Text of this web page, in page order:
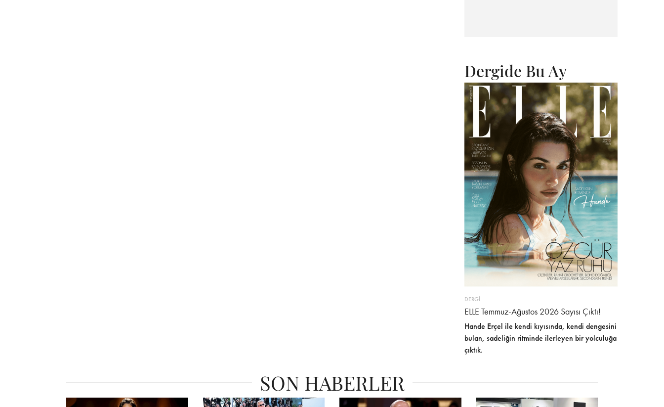
Dergide Bu Ay
DERGİ
ELLE Temmuz-Ağustos 2026 Sayısı Çıktı!
Hande Erçel ile kendi kıyısında, kendi dengesini
bulan, sadeliğin ritminde ilerleyen bir yolculuğa
çıktık.
SON HABERLER